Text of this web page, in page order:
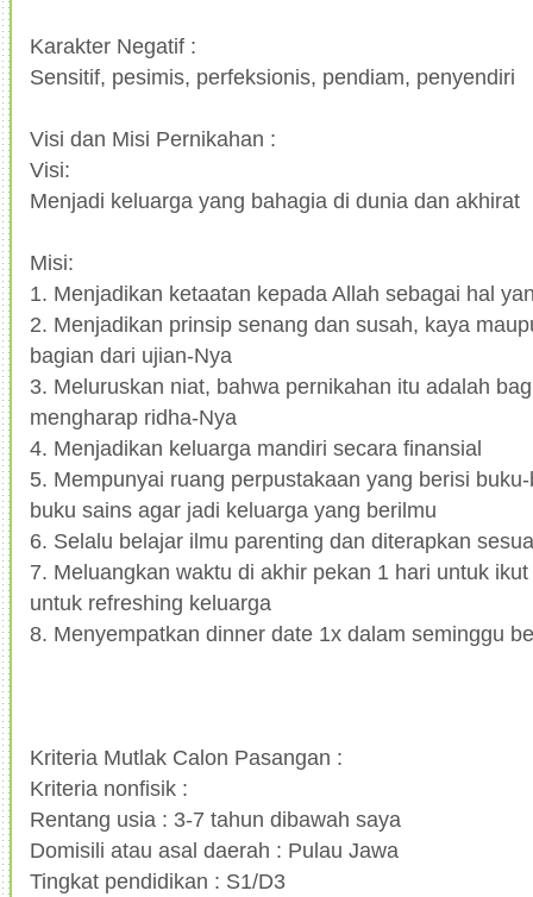
Karakter Negatif :
Sensitif, pesimis, perfeksionis, pendiam, penyendiri
Visi dan Misi Pernikahan :
Visi:
Menjadi keluarga yang bahagia di dunia dan akhirat
Misi:
1. Menjadikan ketaatan kepada Allah sebagai hal
2. Menjadikan prinsip senang dan susah, kaya
bagian dari ujian-Nya
3. Meluruskan niat, bahwa pernikahan itu adalah
mengharap ridha-Nya
4. Menjadikan keluarga mandiri secara finansial
5. Mempunyai ruang perpustakaan yang berisi
buku sains agar jadi keluarga yang berilmu
6. Selalu belajar ilmu parenting dan diterapkan
7. Meluangkan waktu di akhir pekan 1 hari untuk
untuk refreshing keluarga
8. Menyempatkan dinner date 1x dalam seminggu
Kriteria Mutlak Calon Pasangan :
Kriteria nonfisik :
Rentang usia : 3-7 tahun dibawah saya
Domisili atau asal daerah : Pulau Jawa
Tingkat pendidikan : S1/D3